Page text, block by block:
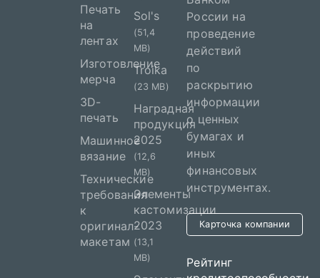
Печать
на
лентах
Изготовление
мерча
3D-
печать
Машинное
вязание
Технические
требования
к
оригинал-
макетам
Sol's
(51,4
MB)
Troika
(23 MB)
Наградная
продукция
2025
(12,6
MB)
Элементы
кастомизации
2023
(13,1
MB)
России на
проведение
действий
по
раскрытию
информации
о ценных
бумагах и
иных
финансовых
инструментах.
Карточка компании
Рейтинг